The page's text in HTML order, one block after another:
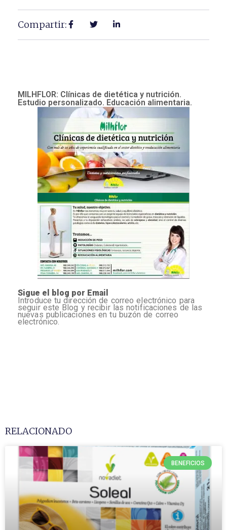
Compartir:
MILHFLOR: Clínicas de dietética y nutrición.
Estudio personalizado. Educación alimentaria.
Sigue el blog por Email
Introduce tu dirección de correo electrónico para
seguir este Blog y recibir las notificaciones de las
nuevas publicaciones en tu buzón de correo
electrónico.
RELACIONADO
BENEFICIOS